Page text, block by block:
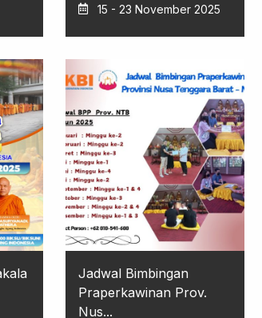
15 - 23 November 2025
Jadwal Bimbingan
Praperkawinan Prov.
Nus...